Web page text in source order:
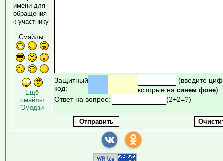
имени для
обращения
к участнику
Смайлы:
Ещё
смайлы
Эмодзи
Защитный
код:
(введите
которые на синем фоне)
Ответ на вопрос:
(2+2=?)